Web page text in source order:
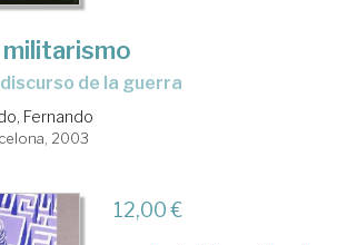
militarismo
discurso de la guerra
Fernando
2003
12,00 €